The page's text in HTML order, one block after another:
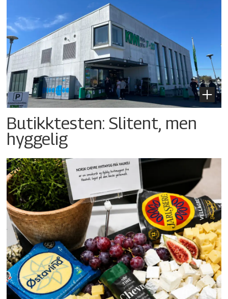
Butikktesten: Slitent, men
hyggelig